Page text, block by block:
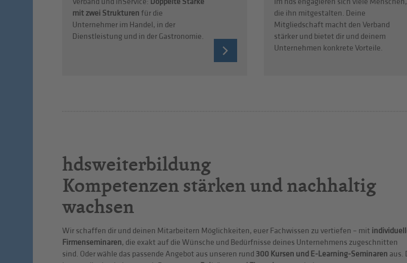
mit zwei Strukturen für die
Unternehmer im Handel, in der
Dienstleistung und in der Gastronomie.
die ihn mitgestalten. Deine
Mitgliedschaft macht den Verband
stärker und bietet dir und deinem
Unternehmen konkrete Vorteile.
hdsweiterbildung
Kompetenzen stärken und nachhaltig
wachsen
Wir schaffen dir und deinen Mitarbeitern Möglichkeiten, euer Fachwissen zu vertiefen – mit
Firmenseminaren, die exakt auf die Wünsche und Bedürfnisse deines Unternehmens zugeschnitten
sind. Oder wähle das passende Angebot aus unseren rund 300 Kursen und E-Learning-Seminaren aus.